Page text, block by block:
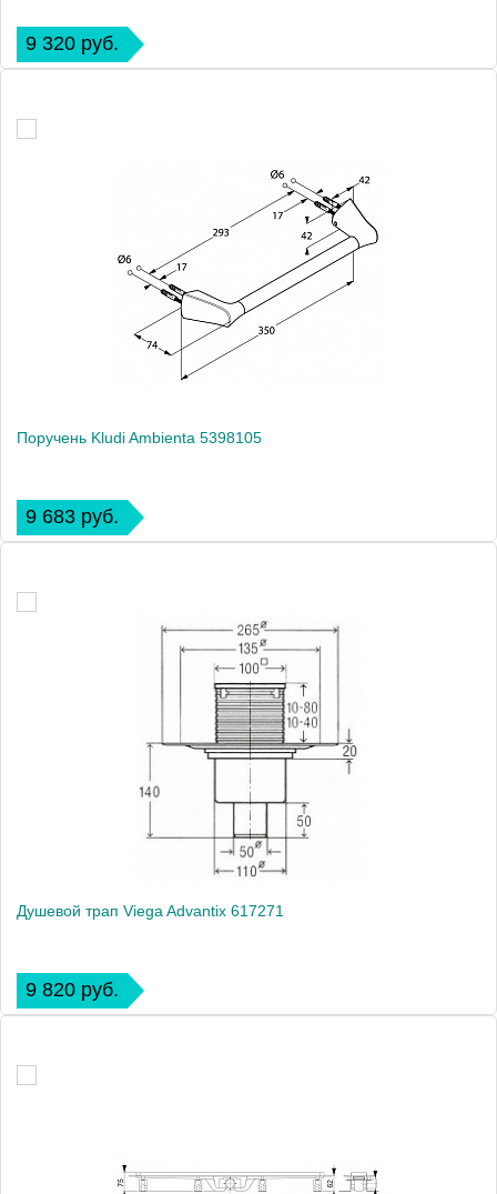
9 320 руб.
Поручень Kludi Ambienta 5398105
9 683 руб.
Душевой трап Viega Advantix 617271
9 820 руб.